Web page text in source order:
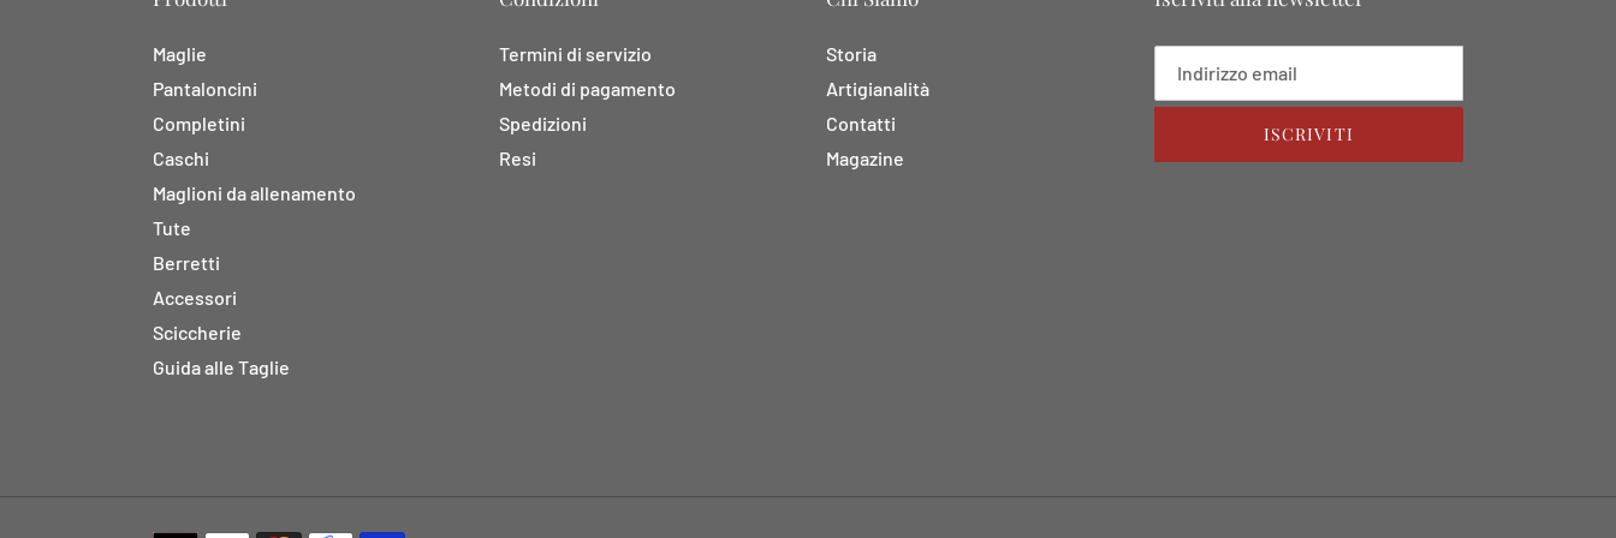
Maglie
Pantaloncini
Completini
Caschi
Maglioni da allenamento
Tute
Berretti
Accessori
Sciccherie
Guida alle Taglie
Termini di servizio
Metodi di pagamento
Spedizioni
Resi
Storia
Artigianalità
Contatti
Magazine
ISCRIVITI